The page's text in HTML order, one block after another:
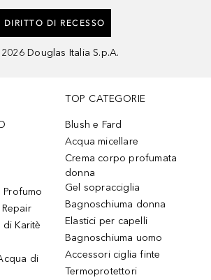
DIRITTO DI RECESSO
2026 Douglas Italia S.p.A.
Karitè
di
TOP CATEGORIE
Blush e Fard
Acqua micellare
Crema corpo profumata
donna
Gel sopracciglia
Bagnoschiuma donna
Elastici per capelli
Bagnoschiuma uomo
Accessori ciglia finte
Termoprotettori